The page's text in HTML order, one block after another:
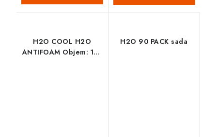
H2O COOL H2O
ANTIFOAM Objem: 150
H2O 90 PACK sada